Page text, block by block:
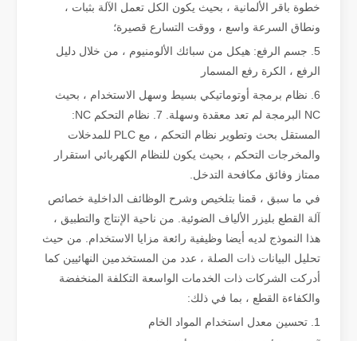
هل هو خيار جيد؟ ما مدى قوة اللحام بالليزر？
لقد أحدث اللحام بالليزر ثورة في التصنيع الحديث بفضل دقته وكفاءته الفائقة.
ما هو القطع بالليزر؟ علم الشريحة
خطوة باقر الألمانية ، بحيث يكون الكل تعمل الآلة بثبات ،
ونطاق السرعة واسع ، ووقت التسارع قصيرة؛
5. جسم الرفع: هيكل من سبائك الألومنيوم ، من خلال دليل
الرفع ، الكرة رفع المسمار
6. نظام برمجة أوتوماتيكي بسيط وسهل الاستخدام ، بحيث
NC البرمجة لم تعد معقدة وسهلة. 7. نظام التحكم NC:
المستقل بحث وتطوير نظام التحكم ، مع PLC للمدخلات
والمخرجات التحكم ، بحيث يكون للنظام الكهربائي استقرار
ممتاز وفائق مكافحة التدخل.
في ما سبق ، قمنا بتلخيص وشرح الوظائف الداخلية خصائص
آلة القطع بليزر الألياف الضوئية. من ناحية الإنتاج والتطبيق ،
هذا النموذج لديه أيضا وظيفية رائعة مزايا الاستخدام. من حيث
تحليل البيانات ذات الصلة ، عدد من المستخدمين النهائيين كما
أدركت الشركات ذات الخدمات الواسعة التكلفة المنخفضة
والكفاءة القطع ، بما في ذلك:
1. تحسين معدل استخدام المواد الخام